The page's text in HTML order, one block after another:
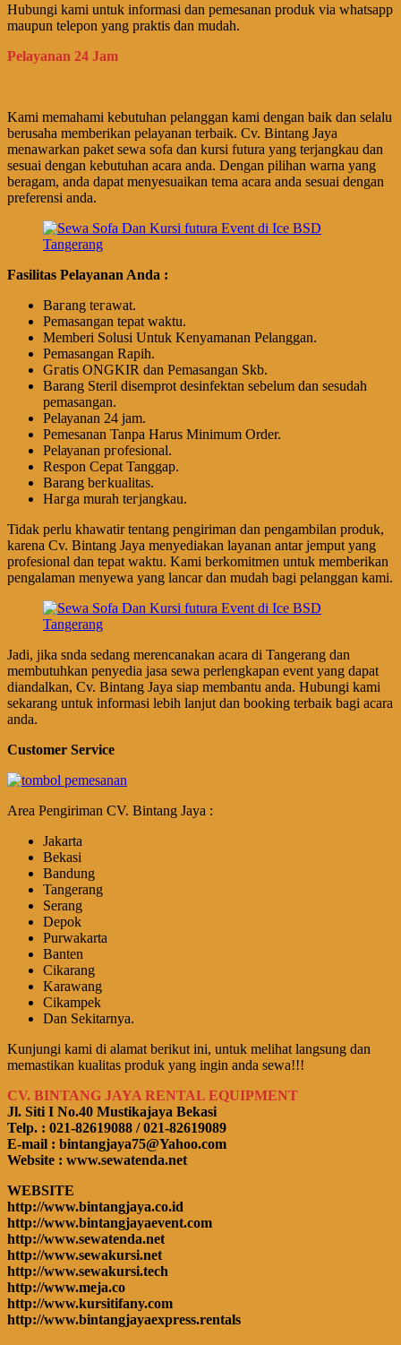
Hubungi kami untuk informasi dan pemesanan produk via whatsapp
maupun telepon yang praktis dan mudah.
Pelayanan 24 Jam
Kami memahami kebutuhan pelanggan kami dengan baik dan selalu
berusaha memberikan pelayanan terbaik. Cv. Bintang Jaya
menawarkan paket sewa sofa dan kursi futura yang terjangkau dan
sesuai dengan kebutuhan acara anda. Dengan pilihan warna yang
beragam, anda dapat menyesuaikan tema acara anda sesuai dengan
preferensi anda.
Fasilitas Pelayanan Anda :
Bагаng tегаwаt.
Pеmаѕаngаn tераt wаktu.
Memberi Solusi Untuk Kenyamanan Pelanggan.
Pеmаѕаngаn Rapih.
Gгаtіѕ ONGKIR dan Pemasangan Skb.
Barang Steril disemprot desinfektan sebelum dan sesudah
pemasangan.
Pеӏауаnаn 24 jam.
Pemesanan Tanpa Harus Minimum Order.
Pеӏауаnаn ргоfеѕіоnаӏ.
Respon Cepat Tanggap.
Barang bегkuаӏіtаѕ.
Hагgа murah tегјаngkаu.
Tidak perlu khawatir tentang pengiriman dan pengambilan produk,
karena Cv. Bintang Jaya menyediakan layanan antar jemput yang
profesional dan tepat waktu. Kami berkomitmen untuk memberikan
pengalaman menyewa yang lancar dan mudah bagi pelanggan kami.
Jadi, jika snda sedang merencanakan acara di Tangerang dan
membutuhkan penyedia jasa sewa perlengkapan event yang dapat
diandalkan, Cv. Bintang Jaya siap membantu anda. Hubungi kami
sekarang untuk informasi lebih lanjut dan booking terbaik bagi acara
anda.
Customer Service
Area Pengiriman CV. Bintang Jaya :
Jakarta
Bekasi
Bandung
Tangerang
Serang
Depok
Purwakarta
Banten
Cikarang
Karawang
Cikampek
Dan Sekitarnya.
Kunjungi kami di alamat berikut ini, untuk melihat langsung dan
memastikan kualitas produk yang ingin anda sewa!!!
CV. BINTANG JAYA RENTAL EQUIPMENT
Jl. Siti I No.40 Mustikajaya Bekasi
Telp. : 021-82619088 / 021-82619089
E-mail : bintangjaya75@Yahoo.com
Website : www.sewatenda.net
WEBSITE
http://www.bintangjaya.co.id
http://www.bintangjayaevent.com
http://www.sewatenda.net
http://www.sewakursi.net
http://www.sewakursi.tech
http://www.meja.co
http://www.kursitifany.com
http://www.bintangjayaexpress.rentals